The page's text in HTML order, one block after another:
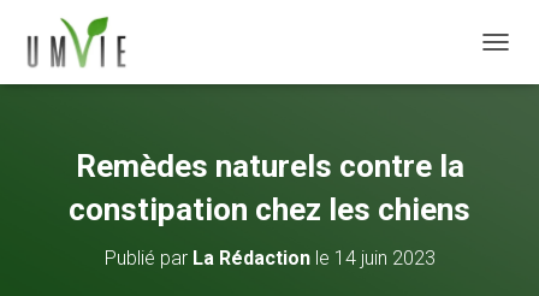
Remèdes naturels contre la
constipation chez les chiens
Publié par La Rédactionle 14 juin 2023